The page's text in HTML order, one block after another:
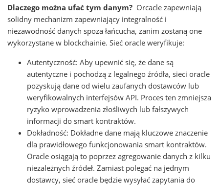
Dlaczego można ufać tym danym? Orcacle zapewniają
solidny mechanizm zapewniający integralność i
niezawodność danych spoza łańcucha, zanim zostaną one
wykorzystane w blockchainie. Sieć oracle weryfikuje:
Autentyczność: Aby upewnić się, że dane są
autentyczne i pochodzą z legalnego źródła, sieci oracle
pozyskują dane od wielu zaufanych dostawców lub
weryfikowalnych interfejsów API. Proces ten zmniejsza
ryzyko wprowadzenia złośliwych lub fałszywych
informacji do smart kontraktów.
Dokładność: Dokładne dane mają kluczowe znaczenie
dla prawidłowego funkcjonowania smart kontraktów.
Oracle osiągają to poprzez agregowanie danych z kilku
niezależnych źródeł. Zamiast polegać na jednym
dostawcy, sieć oracle będzie wysyłać zapytania do